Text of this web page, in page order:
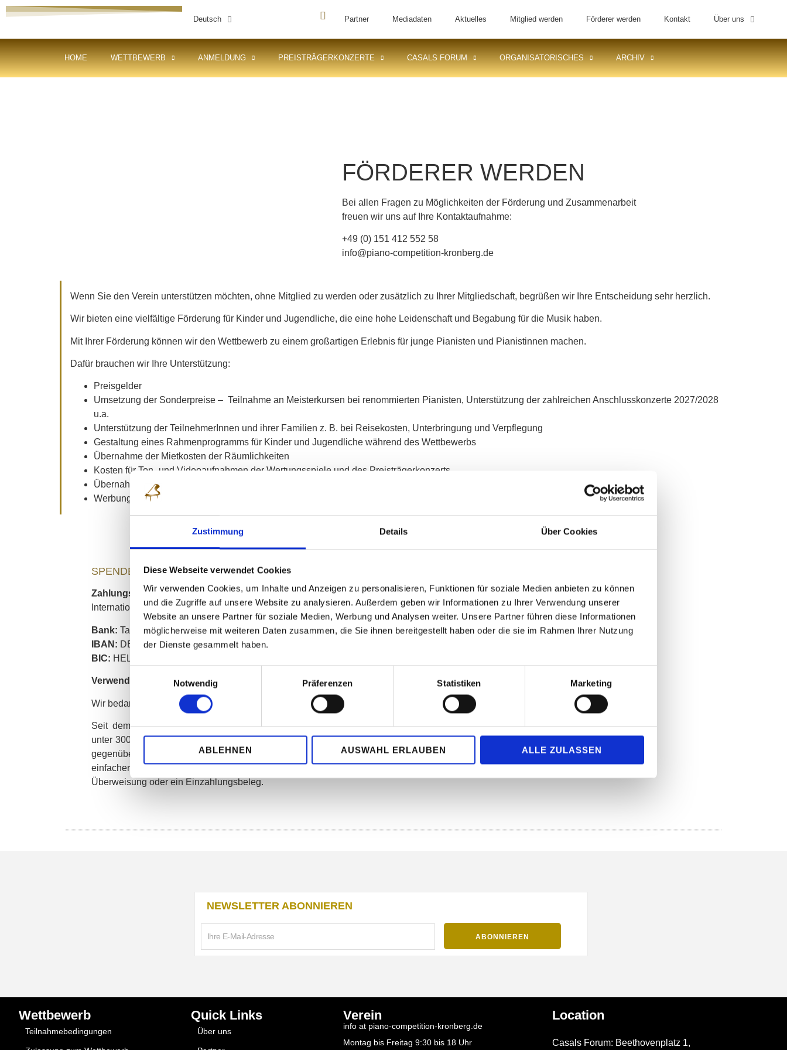
Zustimmung Details Über Cookies
Diese Webseite verwendet Cookies
Wir verwenden Cookies, um Inhalte und Anzeigen zu personalisieren, Funktionen für soziale Medien anbieten zu können
und die Zugriffe auf unsere Website zu analysieren. Außerdem geben wir Informationen zu Ihrer Verwendung unserer
Website an unsere Partner für soziale Medien, Werbung und Analysen weiter. Unsere Partner führen diese Informationen
möglicherweise mit weiteren Daten zusammen, die Sie ihnen bereitgestellt haben oder die sie im Rahmen Ihrer Nutzung
der Dienste gesammelt haben.
Notwendig
Präferenzen Statistiken Marketing
ABLEHNEN AUSWAHL ERLAUBEN ALLE ZULASSEN
Deutsch Partner Mediadaten Aktuelles Mitglied werden Förderer werden Kontakt Über uns
HOME WETTBEWERB ANMELDUNG PREISTRÄGERKONZERTE CASALS FORUM ORGANISATORISCHES ARCHIV
FÖRDERER WERDEN
Bei allen Fragen zu Möglichkeiten der Förderung und Zusammenarbeit
freuen wir uns auf Ihre Kontaktaufnahme:
+49 (0) 151 412 552 58
info@piano-competition-kronberg.de
Wenn Sie den Verein unterstützen möchten, ohne Mitglied zu werden oder zusätzlich zu Ihrer Mitgliedschaft, begrüßen wir Ihre Entscheidung sehr herzlich.
Wir bieten eine vielfältige Förderung für Kinder und Jugendliche, die eine hohe Leidenschaft und Begabung für die Musik haben.
Mit Ihrer Förderung können wir den Wettbewerb zu einem großartigen Erlebnis für junge Pianisten und Pianistinnen machen.
Dafür brauchen wir Ihre Unterstützung:
Preisgelder
Umsetzung der Sonderpreise – Teilnahme an Meisterkursen bei renommierten Pianisten, Unterstützung der zahlreichen Anschlusskonzerte 2027/2028
u.a.
Unterstützung der TeilnehmerInnen und ihrer Familien z. B. bei Reisekosten, Unterbringung und Verpflegung
Gestaltung eines Rahmenprogramms für Kinder und Jugendliche während des Wettbewerbs
Übernahme der Mietkosten der Räumlichkeiten
Kosten für Ton- und Videoaufnahmen der Wertungsspiele und des Preisträgerkonzerts
Übernahme der Kosten für die Jury
Werbung und Marketingmaßnahmen
SPENDEN VIA DIREKTE BANKÜBERWEISUNG
Zahlungsempfänger:
International Piano Competition Taunus e.V.
Bank: Taunus Sparkasse
IBAN: DE 79 5125 0000 0005 2135 33
BIC: HELADEF1TSK
Verwendungszweck:Spende
Wir bedanken uns sehr herzlich für Ihre Unterstützung!
Seit dem 01.01.2021 reicht für Spenden und Mitgliedsbeiträge
unter 300 Euro ein vereinfachter Nachweis als Spendenquittung
gegenüber dem Finanzamt. Als vereinfachter Nachweis gilt: ein
einfacher Kontoauszug, eine Buchungsbestätigung der
Überweisung oder ein Einzahlungsbeleg.
NEWSLETTER ABONNIEREN
Wettbewerb
Teilnahmebedingungen
Quick Links
Über uns
Verein
info at piano-competition-kronberg.de
Montag bis Freitag 9:30 bis 18 Uhr
Location
Casals Forum: Beethovenplatz 1,